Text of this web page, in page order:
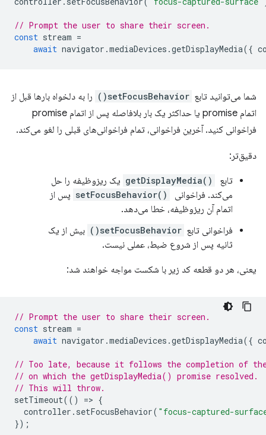
// Prompt the user to share their screen.
const stream =
await navigator .mediaDevices .getDisplayMedia({
شما می‌توانید تابع setFocusBehavior()
را به دلخواه بارها قبل از
اتمام promise یا حداکثر یک بار بلافاصله پس از اتمام promise
فراخوانی کنید. آخرین فراخوانی، تمام فراخوانی‌های قبلی را لغو می‌کند.
دقیق‌تر:
تابع getDisplayMedia() ‎ یک ریزوظیفه را حل
می‌کند. فراخوانی
setFocusBehavior() ‎ پس از
اتمام آن ریزوظیفه، خطا می‌دهد.
فراخوانی تابع setFocusBehavior()
بیش از یک
ثانیه پس از شروع ضبط، عملی نیست.
یعنی، هر دو قطعه کد زیر با شکست مواجه خواهند شد:
// Prompt the user to share their screen.
const stream =
await navigator .mediaDevices .getDisplayMedia({
// Too late, because it follows the completion of
// on which the getDisplayMedia() promise resolved.
// This will throw.
setTimeout(() => {
controller . setFocusBehavior( "focus-captured-
});